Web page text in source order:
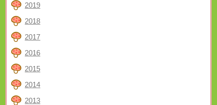
2019
2018
2017
2016
2015
2014
2013